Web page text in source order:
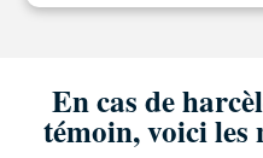
En cas de
témoin, voici les